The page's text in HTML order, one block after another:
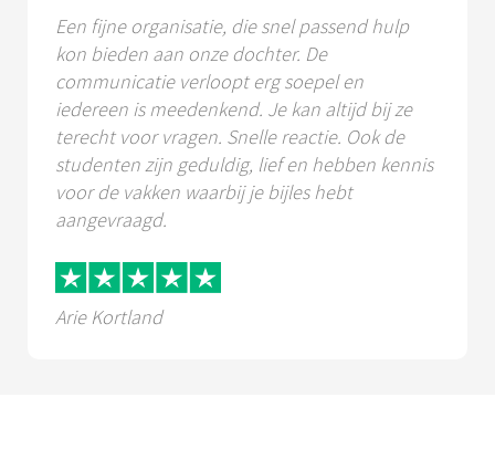
Een fijne organisatie, die snel passend hulp
kon bieden aan onze dochter. De
communicatie verloopt erg soepel en
iedereen is meedenkend. Je kan altijd bij ze
terecht voor vragen. Snelle reactie. Ook de
studenten zijn geduldig, lief en hebben kennis
voor de vakken waarbij je bijles hebt
aangevraagd.
Arie Kortland